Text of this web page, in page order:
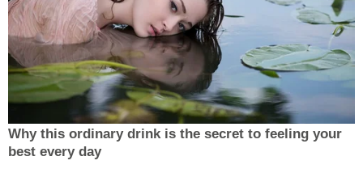
Why this ordinary drink is the secret to feeling your
best every day